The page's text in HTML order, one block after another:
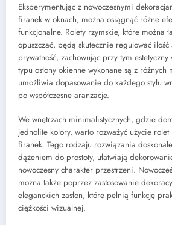
Eksperymentując z nowoczesnymi
firanek w oknach, można osiągnąć różne
funkcjonalne. Rolety rzymskie, które można
opuszczać, będą skutecznie regulować ilość
prywatność, zachowując przy tym
typu osłony okienne wykonane są z różnych
umożliwia dopasowanie do każdego stylu
po współczesne aranżacje.
We wnętrzach minimalistycznych, gdzie
jednolite kolory, warto rozważyć użycie
firanek. Tego rodzaju rozwiązania
dążeniem do prostoty, ułatwiają
nowoczesny charakter przestrzeni.
można także poprzez zastosowanie
eleganckich zasłon, które pełnią funkcję
ciężkości wizualnej.